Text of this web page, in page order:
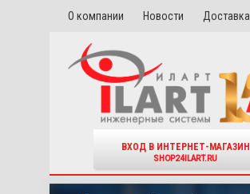
О компании Новости Доставка
ВХОД В ИНТЕРНЕТ-МАГАЗИН
SHOP24ILART.RU